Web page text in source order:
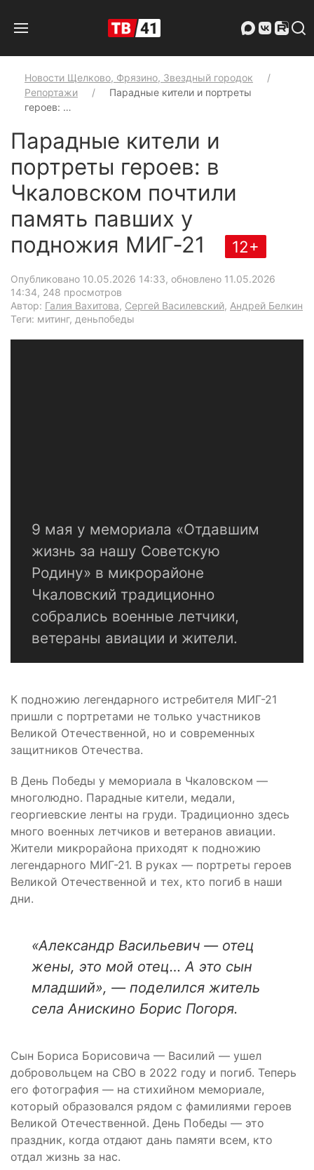
Новости Щелково, Фрязино, Звездный городок
Репортажи
Парадные кители и портреты
героев: …
Парадные кители и
портреты героев: в
Чкаловском почтили
память павших у
подножия МИГ‑21
12+
Опубликовано 10.05.2026 14:33, обновлено 11.05.2026
14:34, 248 просмотров
Автор: Галия Вахитова, Сергей Василевский, Андрей Белкин
Теги: митинг, деньпобеды
9 мая у мемориала «Отдавшим
жизнь за нашу Советскую
Родину» в микрорайоне
Чкаловский традиционно
собрались военные летчики,
ветераны авиации и жители.
К подножию легендарного истребителя МИГ-21
пришли с портретами не только участников
Великой Отечественной, но и современных
защитников Отечества.
В День Победы у мемориала в Чкаловском —
многолюдно. Парадные кители, медали,
георгиевские ленты на груди. Традиционно здесь
много военных летчиков и ветеранов авиации.
Жители микрорайона приходят к подножию
легендарного МИГ-21. В руках — портреты героев
Великой Отечественной и тех, кто погиб в наши
дни.
«Александр Васильевич — отец
жены, это мой отец… А это сын
младший», — поделился житель
села Анискино Борис Погоря.
Сын Бориса Борисовича — Василий — ушел
добровольцем на СВО в 2022 году и погиб. Теперь
его фотография — на стихийном мемориале,
который образовался рядом с фамилиями героев
Великой Отечественной. День Победы — это
праздник, когда отдают дань памяти всем, кто
отдал жизнь за нас.